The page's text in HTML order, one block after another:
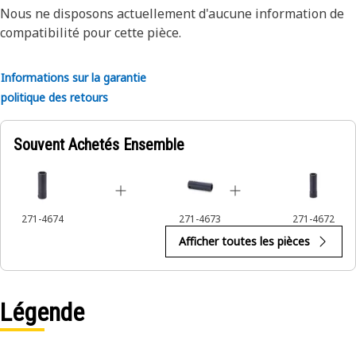
Nous ne disposons actuellement d'aucune information de
compatibilité pour cette pièce.
Informations sur la garantie
politique des retours
Souvent Achetés Ensemble
271-4674 271-4673 271-4672
Afficher toutes les pièces
Légende